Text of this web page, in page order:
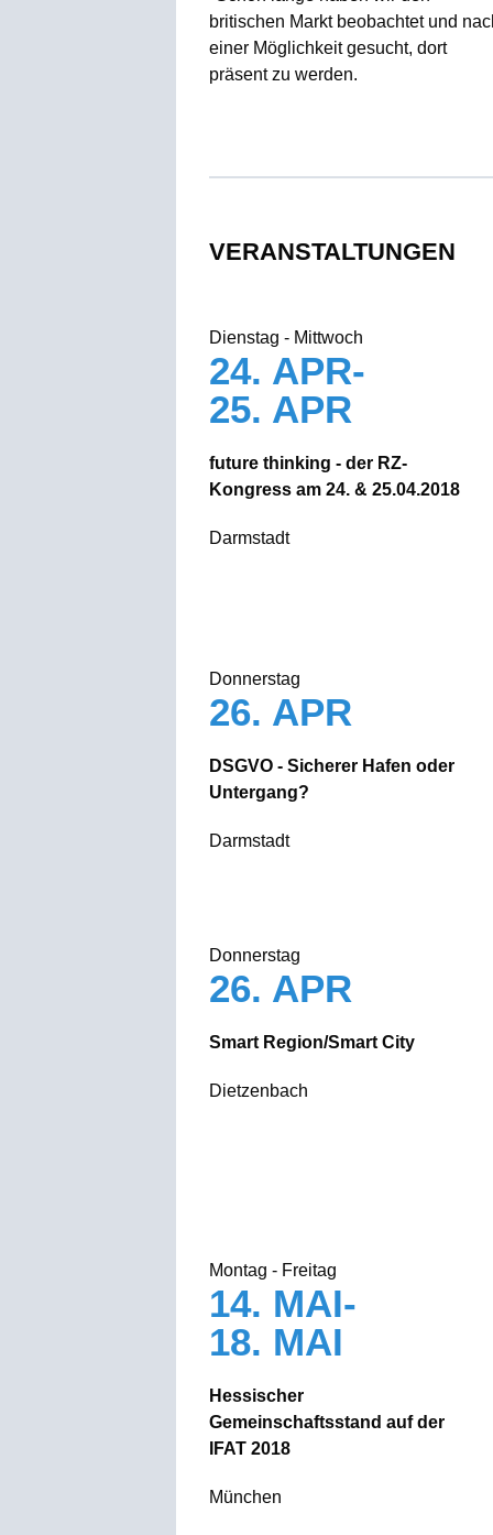
britischen Markt beobachtet und
einer Möglichkeit gesucht, dort
präsent zu werden.
VERANSTALTUNGEN
Dienstag - Mittwoch
24. APR-
25. APR
future thinking - der RZ-
Kongress am 24. & 25.04.2018
Darmstadt
Donnerstag
26. APR
DSGVO - Sicherer Hafen oder
Untergang?
Darmstadt
Donnerstag
26. APR
Smart Region/Smart City
Dietzenbach
Montag - Freitag
14. MAI-
18. MAI
Hessischer
Gemeinschaftsstand auf der
IFAT 2018
München